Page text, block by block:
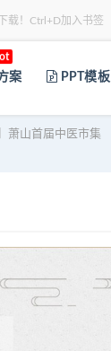
载！Ctrl+D加入书签
案 PPT模板
萧山首届中医市集